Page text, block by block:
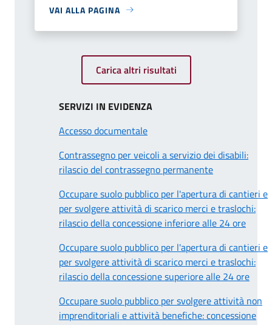
VAI ALLA PAGINA
Carica altri risultati
SERVIZI IN EVIDENZA
Accesso documentale
Contrassegno per veicoli a servizio dei disabili:
rilascio del contrassegno permanente
Occupare suolo pubblico per l'apertura di cantieri e
per svolgere attività di scarico merci e traslochi:
rilascio della concessione inferiore alle 24 ore
Occupare suolo pubblico per l'apertura di cantieri e
per svolgere attività di scarico merci e traslochi:
rilascio della concessione superiore alle 24 ore
Occupare suolo pubblico per svolgere attività non
imprenditoriali e attività benefiche: concessione